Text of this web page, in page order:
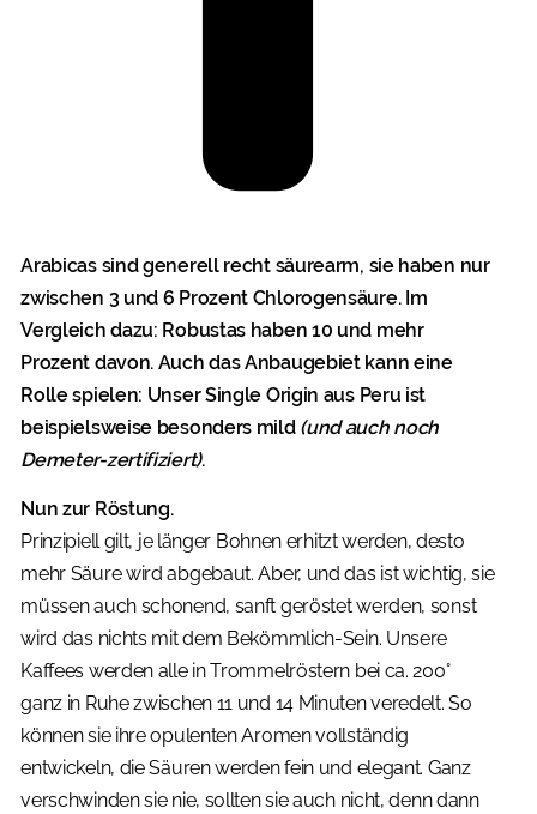
Arabicas sind generell recht säurearm, sie haben nur
zwischen 3 und 6 Prozent Chlorogensäure. Im
Vergleich dazu: Robustas haben 10 und mehr
Prozent davon. Auch das Anbaugebiet kann eine
Rolle spielen: Unser Single Origin aus Peru ist
beispielsweise besonders mild (und auch noch
Demeter-zertifiziert).
Nun zur Röstung.
Prinzipiell gilt, je länger Bohnen erhitzt werden, desto
mehr Säure wird abgebaut. Aber, und das ist wichtig, sie
müssen auch schonend, sanft geröstet werden, sonst
wird das nichts mit dem Bekömmlich-Sein. Unsere
Kaffees werden alle in Trommelröstern bei ca. 200°
ganz in Ruhe zwischen 11 und 14 Minuten veredelt. So
können sie ihre opulenten Aromen vollständig
entwickeln, die Säuren werden fein und elegant. Ganz
verschwinden sie nie, sollten sie auch nicht, denn dann